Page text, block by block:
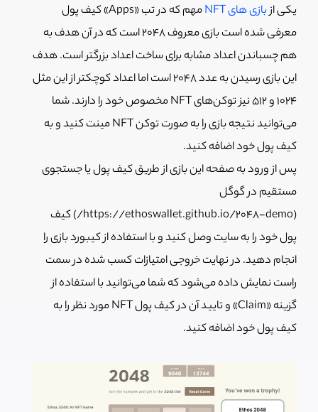
یکی ازبازی های NFT
مهم که در تب «Apps» کیف پول
معرفی شده است بازی معروف 2048 است که در آن هدف به
هم چسباندن اعداد مشابه برای ساخت اعداد بزرگتر است. هدف
این بازی رسیدن به عدد 2048 است اما اعداد کوچکتر از این مثل
1024 و 512 نیز توکن‌های NFT مخصوص خود را دارند. شما
می‌توانید نتیجه بازی را به صورت توکن NFT مینت کنید و به
کیف پول خود اضافه کنید.
پس از ورود به صفحه این بازی از طریق کیف پول یا جستجوی
مستقیم در گوگل
(https://ethoswallet.github.io/2048-demo/) کیف
پول خود را به سایت وصل کنید و با استفاده از کیبورد بازی را
انجام دهید. در نهایت خروجی امتیازات کسب شده در سمت
راست نمایش داده می‌شود که شما می‌توانید با استفاده از
گزینه «Claim» و تایید آن در کیف پول NFT مورد نظر را به
کیف پول خود اضافه کنید.